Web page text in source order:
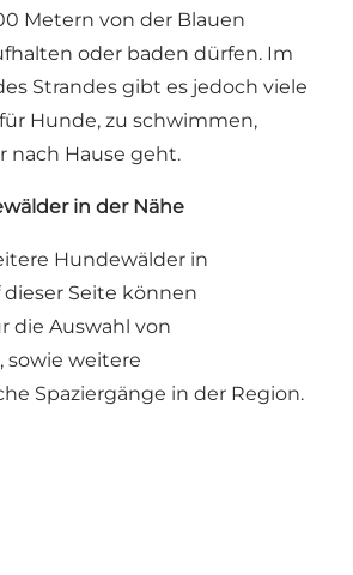
Metern von der Blauen
oder baden dürfen. Im
Strandes gibt es jedoch viele
Hunde, zu schwimmen,
nach Hause geht.
in der Nähe
Hundewälder in
dieser Seite können
die Auswahl von
sowie weitere
Spaziergänge in der Region.